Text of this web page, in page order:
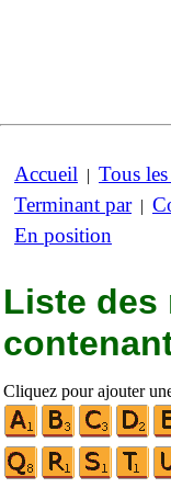
Accueil | Tous
Terminant par|
En position
Liste des
Cliquez pour ajouter